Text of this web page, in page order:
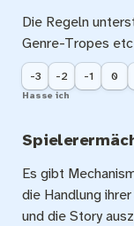
Die Regeln
Genre-Tropes
-3 -2 -1 0
Hasse ich
Es gibt
die Handlung
und die Story